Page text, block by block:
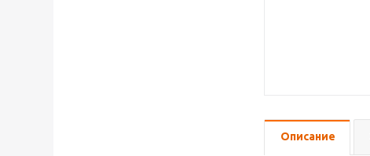
Описание